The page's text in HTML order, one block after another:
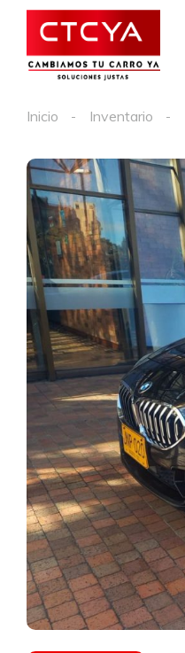
Inicio Inventario